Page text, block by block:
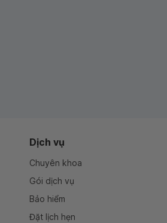
Dịch vụ
Chuyên khoa
Gói dịch vụ
Bảo hiểm
Đặt lịch hẹn